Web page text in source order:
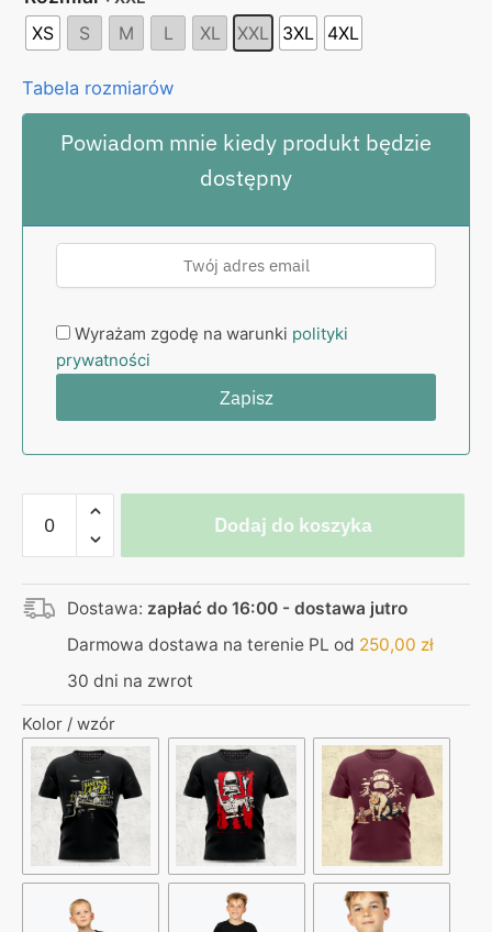
XS S M L XL XXL 3XL 4XL
Tabela rozmiarów
Powiadom mnie kiedy produkt będzie
dostępny
Wyrażam zgodę na warunki polityki
prywatności
Koszulka
z
kieszonką
–
Solnik
Dodaj do koszyka
Dostawa: zapłać do 16:00 - dostawa jutro
Darmowa dostawa na terenie PL od 250,00 zł
30 dni na zwrot
Kolor / wzór